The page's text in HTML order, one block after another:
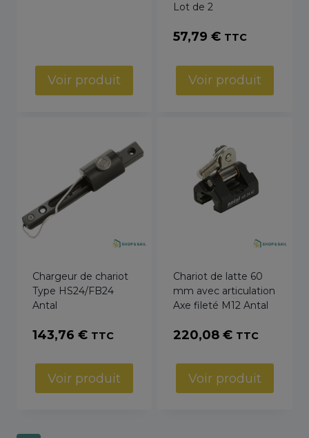
Voir produit
Lot de 2
57,79 € TTC
Voir produit
Chargeur de chariot
Type HS24/FB24
Antal
143,76 € TTC
Voir produit
Chariot de latte 60
mm avec articulation
Axe fileté M12 Antal
220,08 € TTC
Voir produit